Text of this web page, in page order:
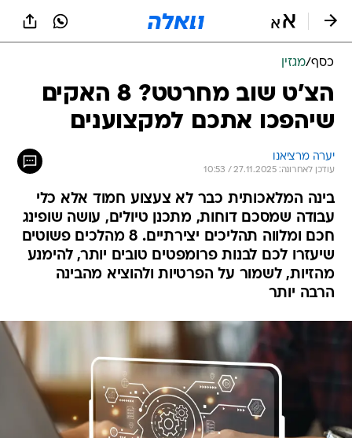
כסף/מגזין
הצ'ט שוב מחרטט? 8 האקים
שיהפכו אתכם למקצוענים
יערה מרציאנו
עודכן לאחרונה: 27.11.2025 / 10:53
בינה המלאכותית כבר לא צעצוע חמוד אלא כלי
עבודה שמסכם דוחות, מתכנן טיולים, עושה שופינג
חכם ומלווה תהליכים יצירתיים. 8 מהלכים פשוטים
שיעזרו לכם לבנות פרומפטים טובים יותר, להימנע
מהזיות, לשמור על הפרטיות ולהוציא מהבינה
הרבה יותר